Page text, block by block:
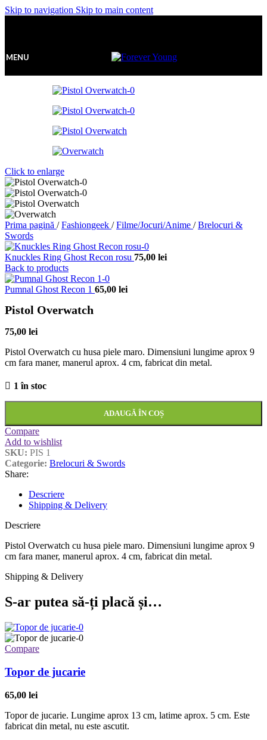
Skip to navigation Skip to main content
MENU
Click to enlarge
Prima pagină / Fashiongeek / Filme/Jocuri/Anime / Brelocuri &
Swords
Knuckles Ring Ghost Recon rosu 75,00 lei
Back to products
Pumnal Ghost Recon 1 65,00 lei
Pistol Overwatch
75,00 lei
Pistol Overwatch cu husa piele maro. Dimensiuni lungime aprox 9
cm fara maner, manerul aprox. 4 cm, fabricat din metal.
1 în stoc
ADAUGĂ ÎN COȘ
Compare
Add to wishlist
SKU: PIS 1
Categorie: Brelocuri & Swords
Share:
Descriere
Shipping & Delivery
Descriere
Pistol Overwatch cu husa piele maro. Dimensiuni lungime aprox 9
cm fara maner, manerul aprox. 4 cm, fabricat din metal.
Shipping & Delivery
S-ar putea să-ți placă și…
Compare
Topor de jucarie
65,00 lei
Topor de jucarie. Lungime aprox 13 cm, latime aprox. 5 cm. Este
fabricat din metal, nu este ascutit.